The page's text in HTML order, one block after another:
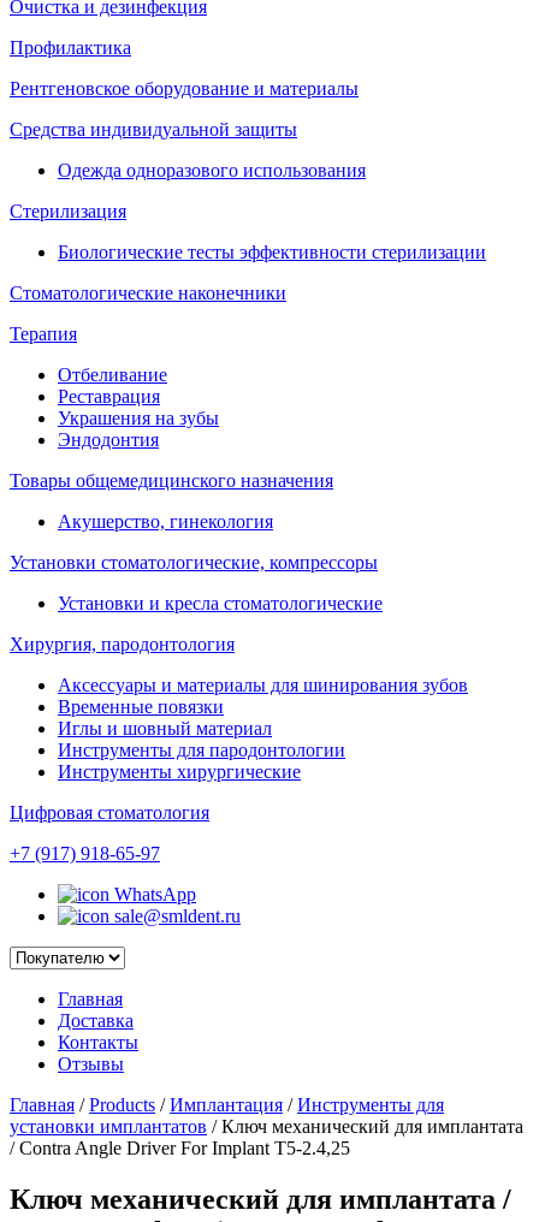
Очистка и дезинфекция
Профилактика
Рентгеновское оборудование и материалы
Средства индивидуальной защиты
Одежда одноразового использования
Стерилизация
Биологические тесты эффективности стерилизации
Стоматологические наконечники
Терапия
Отбеливание
Реставрация
Украшения на зубы
Эндодонтия
Товары общемедицинского назначения
Акушерство, гинекология
Установки стоматологические, компрессоры
Установки и кресла стоматологические
Хирургия, пародонтология
Аксессуары и материалы для шинирования зубов
Временные повязки
Иглы и шовный материал
Инструменты для пародонтологии
Инструменты хирургические
Цифровая стоматология
+7 (917) 918-65-97
WhatsApp
sale@smldent.ru
Главная
Доставка
Контакты
Отзывы
Главная / Products / Имплантация / Инструменты для
установки имплантатов /Ключ механический для имплантата
/ Contra Angle Driver For Implant T5-2.4,25
Ключ механический для имплантата /